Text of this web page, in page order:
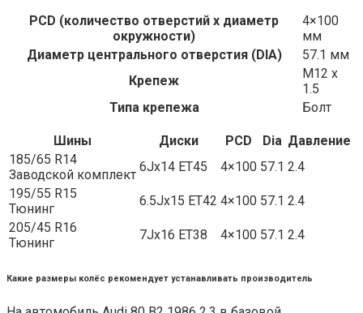
PCD (количество отверстий x диаметр
окружности)
4×100
мм
Диаметр центрального отверстия (DIA)
57.1 мм
Крепеж
M12 x
1.5
Типа крепежа
Болт
Шины Диски PCD Dia Давление
185/65 R14
Заводской комплект
6Jx14 ET45 4×100 57.1 2.4
195/55 R15
Тюнинг
6.5Jx15 ET42 4×100 57.1 2.4
205/45 R16
Тюнинг
7Jx16 ET38 4×100 57.1 2.4
Какие размеры колёс рекомендует устанавливать производитель